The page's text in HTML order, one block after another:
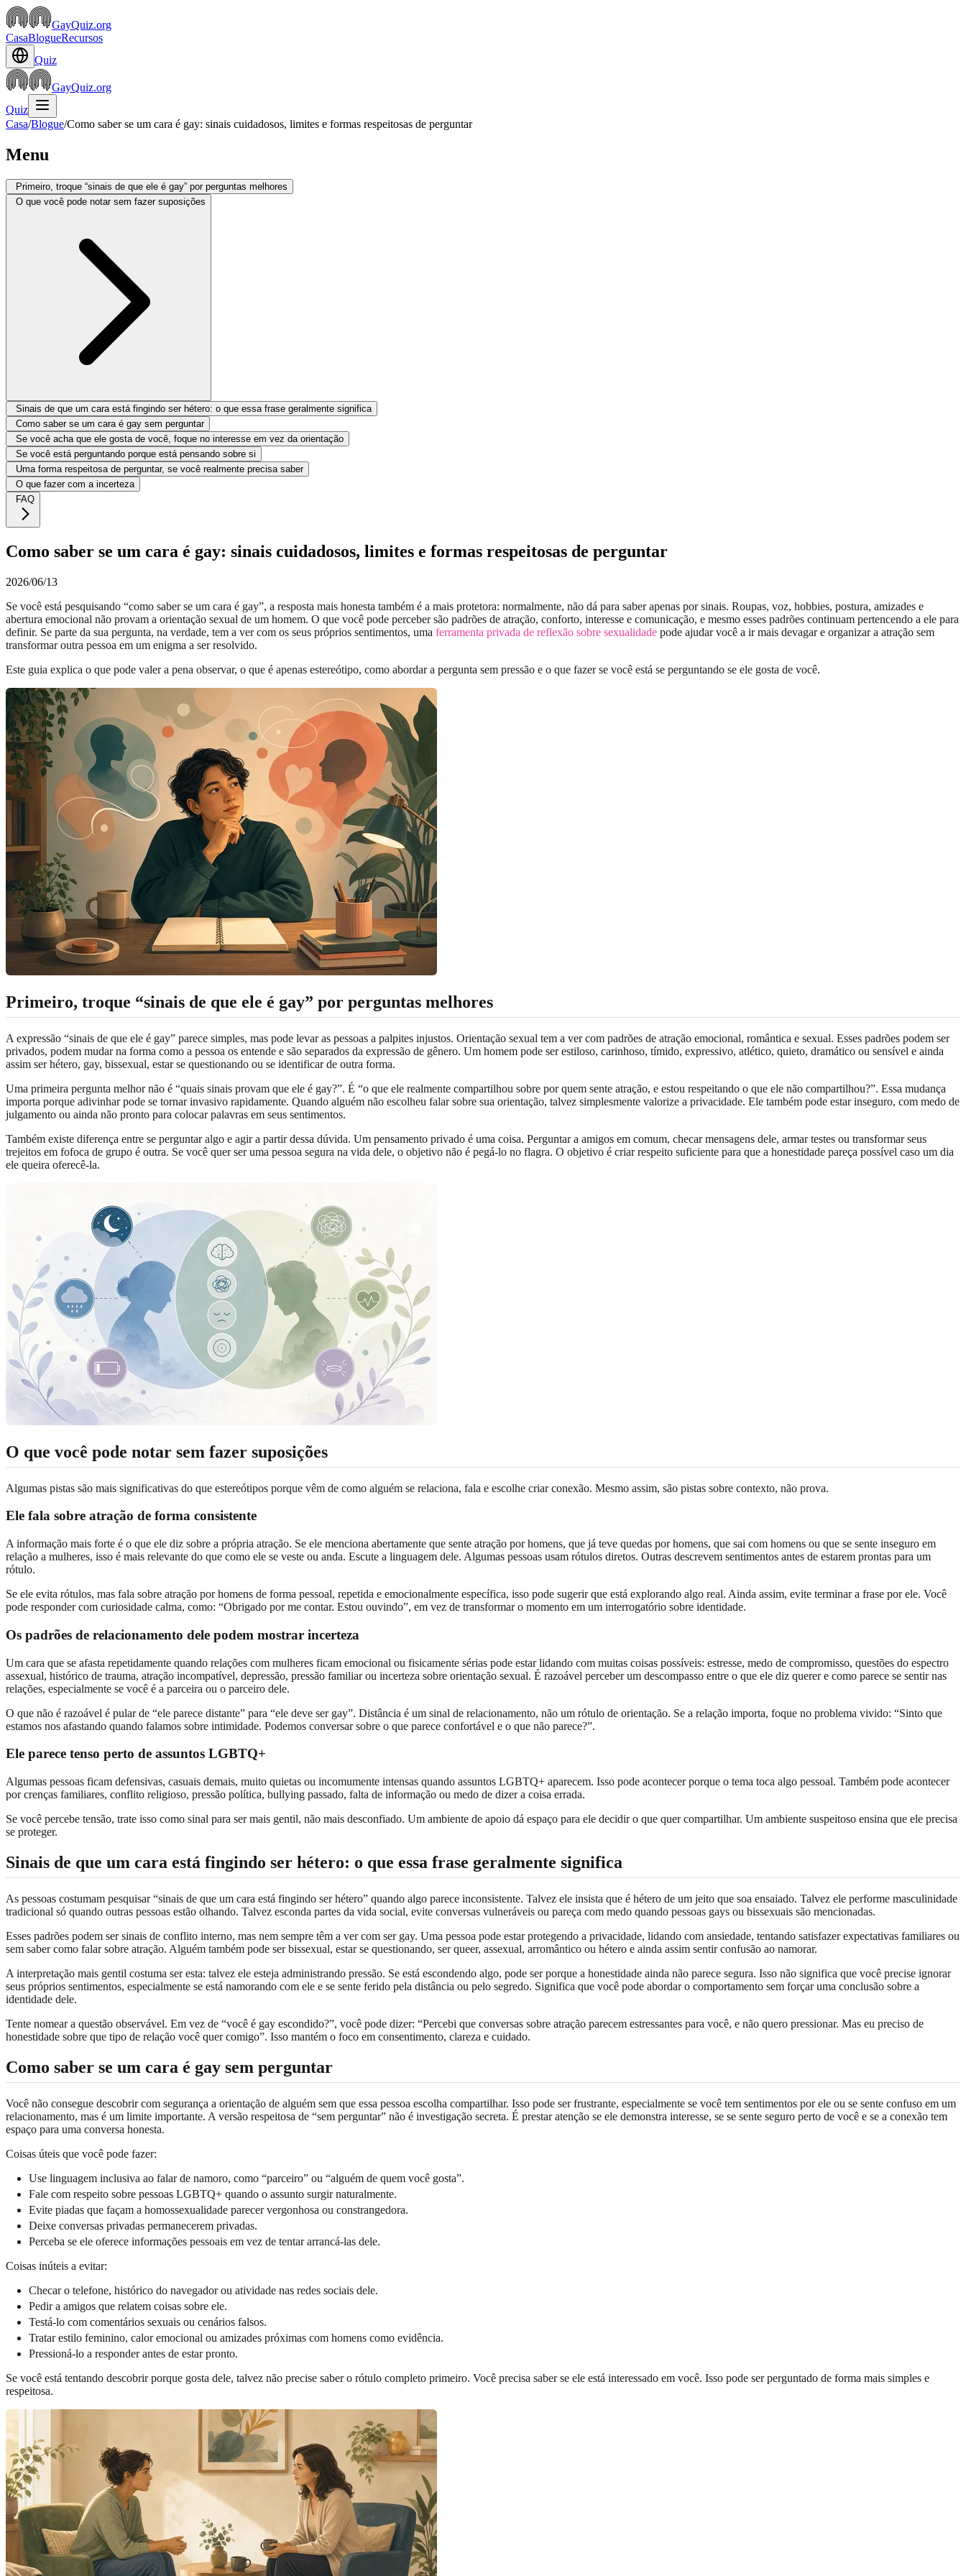
GayQuiz.org
CasaBlogueRecursos
Quiz
GayQuiz.org
Quiz
Casa/Blogue/Como saber se um cara é gay: sinais cuidadosos, limites e formas respeitosas de perguntar
Menu
Primeiro, troque “sinais de que ele é gay” por perguntas melhores
O que você pode notar sem fazer suposições
Sinais de que um cara está fingindo ser hétero: o que essa frase geralmente significa
Como saber se um cara é gay sem perguntar
Se você acha que ele gosta de você, foque no interesse em vez da orientação
Se você está perguntando porque está pensando sobre si
Uma forma respeitosa de perguntar, se você realmente precisa saber
O que fazer com a incerteza
FAQ
Como saber se um cara é gay: sinais cuidadosos, limites e formas respeitosas de perguntar
2026/06/13
Se você está pesquisando “como saber se um cara é gay”, a resposta mais honesta também é a mais protetora: normalmente, não dá para saber apenas por sinais. Roupas, voz, hobbies, postura, amizades e
abertura emocional não provam a orientação sexual de um homem. O que você pode perceber são padrões de atração, conforto, interesse e comunicação, e mesmo esses padrões continuam pertencendo a ele para
definir. Se parte da sua pergunta, na verdade, tem a ver com os seus próprios sentimentos, uma ferramenta privada de reflexão sobre sexualidade pode ajudar você a ir mais devagar e organizar a atração sem
transformar outra pessoa em um enigma a ser resolvido.
Este guia explica o que pode valer a pena observar, o que é apenas estereótipo, como abordar a pergunta sem pressão e o que fazer se você está se perguntando se ele gosta de você.
Primeiro, troque “sinais de que ele é gay” por perguntas melhores
A expressão “sinais de que ele é gay” parece simples, mas pode levar as pessoas a palpites injustos. Orientação sexual tem a ver com padrões de atração emocional, romântica e sexual. Esses padrões podem ser
privados, podem mudar na forma como a pessoa os entende e são separados da expressão de gênero. Um homem pode ser estiloso, carinhoso, tímido, expressivo, atlético, quieto, dramático ou sensível e ainda
assim ser hétero, gay, bissexual, estar se questionando ou se identificar de outra forma.
Uma primeira pergunta melhor não é “quais sinais provam que ele é gay?”. É “o que ele realmente compartilhou sobre por quem sente atração, e estou respeitando o que ele não compartilhou?”. Essa mudança
importa porque adivinhar pode se tornar invasivo rapidamente. Quando alguém não escolheu falar sobre sua orientação, talvez simplesmente valorize a privacidade. Ele também pode estar inseguro, com medo de
julgamento ou ainda não pronto para colocar palavras em seus sentimentos.
Também existe diferença entre se perguntar algo e agir a partir dessa dúvida. Um pensamento privado é uma coisa. Perguntar a amigos em comum, checar mensagens dele, armar testes ou transformar seus
trejeitos em fofoca de grupo é outra. Se você quer ser uma pessoa segura na vida dele, o objetivo não é pegá-lo no flagra. O objetivo é criar respeito suficiente para que a honestidade pareça possível caso um dia
ele queira oferecê-la.
O que você pode notar sem fazer suposições
Algumas pistas são mais significativas do que estereótipos porque vêm de como alguém se relaciona, fala e escolhe criar conexão. Mesmo assim, são pistas sobre contexto, não prova.
Ele fala sobre atração de forma consistente
A informação mais forte é o que ele diz sobre a própria atração. Se ele menciona abertamente que sente atração por homens, que já teve quedas por homens, que sai com homens ou que se sente inseguro em
relação a mulheres, isso é mais relevante do que como ele se veste ou anda. Escute a linguagem dele. Algumas pessoas usam rótulos diretos. Outras descrevem sentimentos antes de estarem prontas para um
rótulo.
Se ele evita rótulos, mas fala sobre atração por homens de forma pessoal, repetida e emocionalmente específica, isso pode sugerir que está explorando algo real. Ainda assim, evite terminar a frase por ele. Você
pode responder com curiosidade calma, como: “Obrigado por me contar. Estou ouvindo”, em vez de transformar o momento em um interrogatório sobre identidade.
Os padrões de relacionamento dele podem mostrar incerteza
Um cara que se afasta repetidamente quando relações com mulheres ficam emocional ou fisicamente sérias pode estar lidando com muitas coisas possíveis: estresse, medo de compromisso, questões do espectro
assexual, histórico de trauma, atração incompatível, depressão, pressão familiar ou incerteza sobre orientação sexual. É razoável perceber um descompasso entre o que ele diz querer e como parece se sentir nas
relações, especialmente se você é a parceira ou o parceiro dele.
O que não é razoável é pular de “ele parece distante” para “ele deve ser gay”. Distância é um sinal de relacionamento, não um rótulo de orientação. Se a relação importa, foque no problema vivido: “Sinto que
estamos nos afastando quando falamos sobre intimidade. Podemos conversar sobre o que parece confortável e o que não parece?”.
Ele parece tenso perto de assuntos LGBTQ+
Algumas pessoas ficam defensivas, casuais demais, muito quietas ou incomumente intensas quando assuntos LGBTQ+ aparecem. Isso pode acontecer porque o tema toca algo pessoal. Também pode acontecer
por crenças familiares, conflito religioso, pressão política, bullying passado, falta de informação ou medo de dizer a coisa errada.
Se você percebe tensão, trate isso como sinal para ser mais gentil, não mais desconfiado. Um ambiente de apoio dá espaço para ele decidir o que quer compartilhar. Um ambiente suspeitoso ensina que ele precisa
se proteger.
Sinais de que um cara está fingindo ser hétero: o que essa frase geralmente significa
As pessoas costumam pesquisar “sinais de que um cara está fingindo ser hétero” quando algo parece inconsistente. Talvez ele insista que é hétero de um jeito que soa ensaiado. Talvez ele performe masculinidade
tradicional só quando outras pessoas estão olhando. Talvez esconda partes da vida social, evite conversas vulneráveis ou pareça com medo quando pessoas gays ou bissexuais são mencionadas.
Esses padrões podem ser sinais de conflito interno, mas nem sempre têm a ver com ser gay. Uma pessoa pode estar protegendo a privacidade, lidando com ansiedade, tentando satisfazer expectativas familiares ou
sem saber como falar sobre atração. Alguém também pode ser bissexual, estar se questionando, ser queer, assexual, arromântico ou hétero e ainda assim sentir confusão ao namorar.
A interpretação mais gentil costuma ser esta: talvez ele esteja administrando pressão. Se está escondendo algo, pode ser porque a honestidade ainda não parece segura. Isso não significa que você precise ignorar
seus próprios sentimentos, especialmente se está namorando com ele e se sente ferido pela distância ou pelo segredo. Significa que você pode abordar o comportamento sem forçar uma conclusão sobre a
identidade dele.
Tente nomear a questão observável. Em vez de “você é gay escondido?”, você pode dizer: “Percebi que conversas sobre atração parecem estressantes para você, e não quero pressionar. Mas eu preciso de
honestidade sobre que tipo de relação você quer comigo”. Isso mantém o foco em consentimento, clareza e cuidado.
Como saber se um cara é gay sem perguntar
Você não consegue descobrir com segurança a orientação de alguém sem que essa pessoa escolha compartilhar. Isso pode ser frustrante, especialmente se você tem sentimentos por ele ou se sente confuso em um
relacionamento, mas é um limite importante. A versão respeitosa de “sem perguntar” não é investigação secreta. É prestar atenção se ele demonstra interesse, se se sente seguro perto de você e se a conexão tem
espaço para uma conversa honesta.
Coisas úteis que você pode fazer:
Use linguagem inclusiva ao falar de namoro, como “parceiro” ou “alguém de quem você gosta”.
Fale com respeito sobre pessoas LGBTQ+ quando o assunto surgir naturalmente.
Evite piadas que façam a homossexualidade parecer vergonhosa ou constrangedora.
Deixe conversas privadas permanecerem privadas.
Perceba se ele oferece informações pessoais em vez de tentar arrancá-las dele.
Coisas inúteis a evitar:
Checar o telefone, histórico do navegador ou atividade nas redes sociais dele.
Pedir a amigos que relatem coisas sobre ele.
Testá-lo com comentários sexuais ou cenários falsos.
Tratar estilo feminino, calor emocional ou amizades próximas com homens como evidência.
Pressioná-lo a responder antes de estar pronto.
Se você está tentando descobrir porque gosta dele, talvez não precise saber o rótulo completo primeiro. Você precisa saber se ele está interessado em você. Isso pode ser perguntado de forma mais simples e
respeitosa.